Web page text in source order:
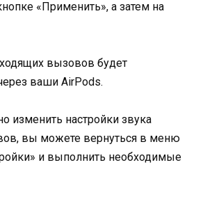
«Применить», а затем на
вызовов будет
ваши AirPods.
изменить настройки звука
вы можете вернуться в меню
и выполнить необходимые